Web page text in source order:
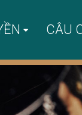
CÂU